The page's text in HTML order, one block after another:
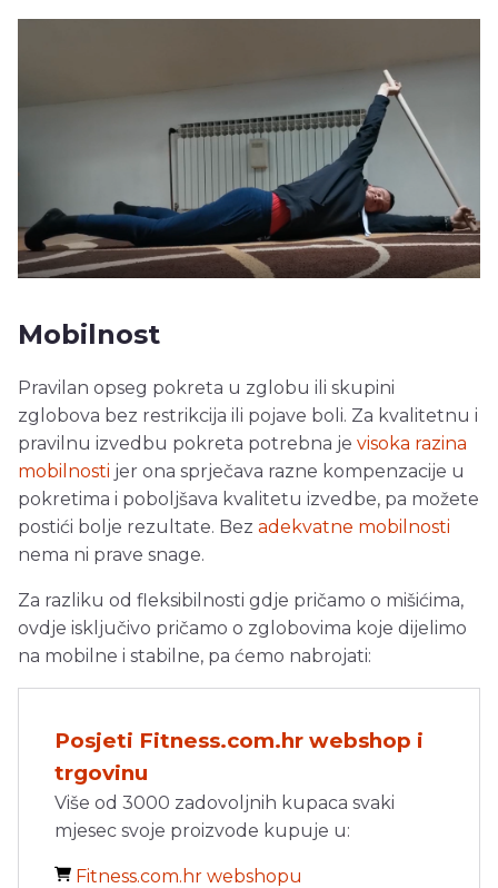
Mobilnost
Pravilan opseg pokreta u zglobu ili skupini
zglobova bez restrikcija ili pojave boli. Za kvalitetnu i
pravilnu izvedbu pokreta potrebna je visoka razina
mobilnosti jer ona sprječava razne kompenzacije u
pokretima i poboljšava kvalitetu izvedbe, pa možete
postići bolje rezultate. Bez adekvatne mobilnosti
nema ni prave snage.
Za razliku od fleksibilnosti gdje pričamo o mišićima,
ovdje isključivo pričamo o zglobovima koje dijelimo
na mobilne i stabilne, pa ćemo nabrojati:
Posjeti Fitness.com.hr webshop i
trgovinu
Više od 3000 zadovoljnih kupaca svaki
mjesec svoje proizvode kupuje u:
Fitness.com.hr webshopu